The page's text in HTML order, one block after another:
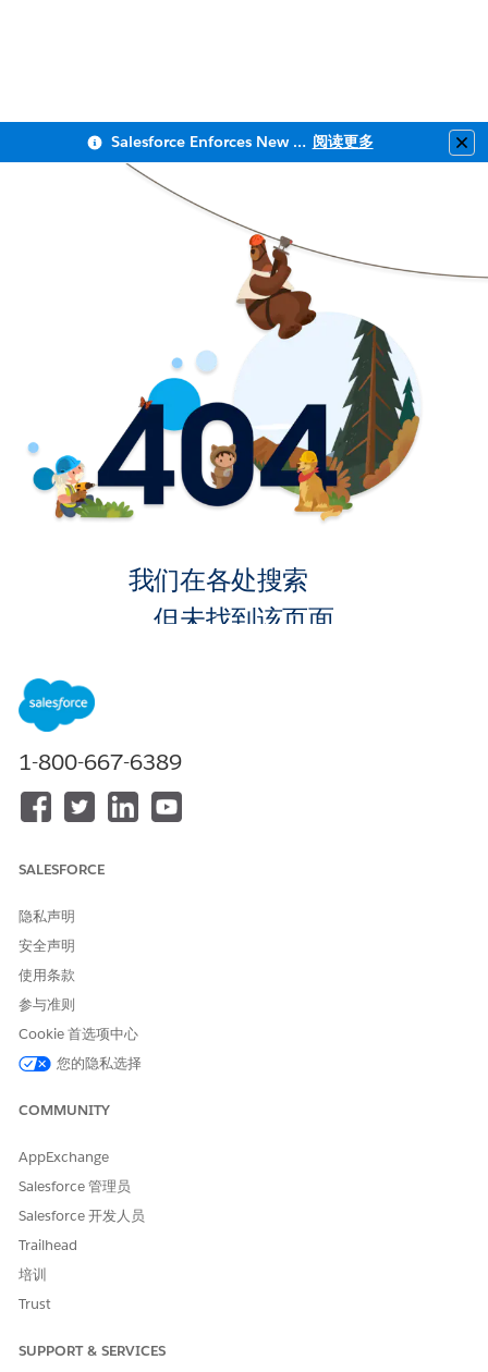
Salesforce Enforces New Security Requirements in Summer 2026 阅读更多
我们在各处搜索
，但未找到该页面。
1-800-667-6389
SALESFORCE
隐私声明
安全声明
使用条款
参与准则
Cookie 首选项中心
您的隐私选择
COMMUNITY
AppExchange
Salesforce 管理员
Salesforce 开发人员
Trailhead
培训
Trust
SUPPORT & SERVICES